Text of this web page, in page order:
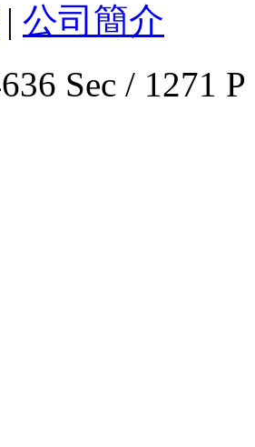
| 公司簡介
Sec / 1271